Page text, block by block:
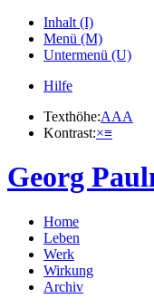
Inhalt (I)
Menü (M)
Untermenü (U)
Hilfe
Texthöhe:AAA
Kontrast:×≡
Georg
Home
Leben
Werk
Wirkung
Archiv